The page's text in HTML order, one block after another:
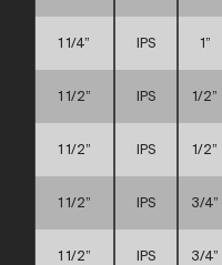
1 1/4” IPS 1”
1 1/2” IPS 1/2”
1 1/2” IPS 1/2”
1 1/2” IPS 3/4”
1 1/2” IPS 3/4”